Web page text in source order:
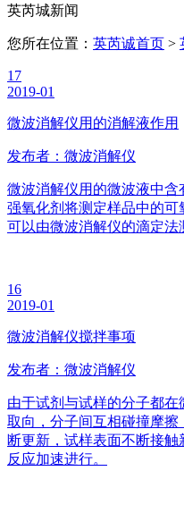
英芮城新闻
您所在位置： 英芮诚首页 >
17
2019-01
微波消解仪用的消解液作用
发布者：微波消解仪
微波消解仪用的微波液中
强氧化剂将测定样品中的
可以由微波消解仪的滴定
16
2019-01
微波消解仪搅拌事项
发布者：微波消解仪
由于试剂与试样的分子都
取向，分子间互相碰撞摩
断更新，试样表面不断接
反应加速进行。